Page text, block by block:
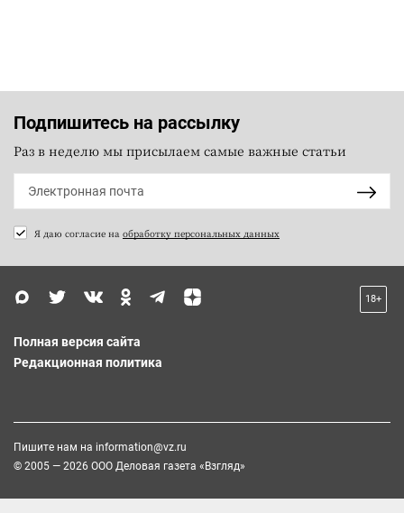
Подпишитесь на рассылку
Раз в неделю мы присылаем самые важные статьи
Я даю согласие на обработку персональных данных
18+
Полная версия сайта
Редакционная политика
Пишите нам на information@vz.ru
© 2005 — 2026 ООО Деловая газета «Взгляд»